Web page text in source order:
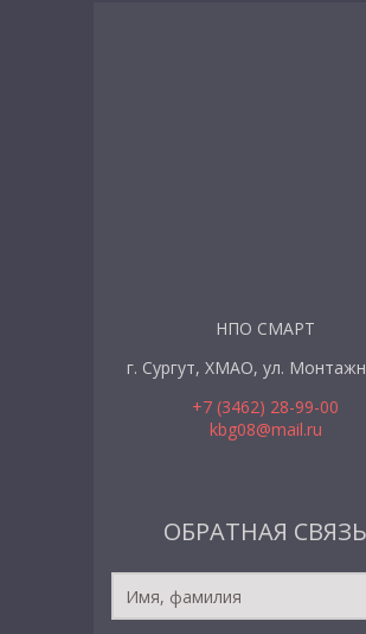
НПО СМАРТ
г. Сургут, ХМАО, ул.
+7 (3462) 28-99-00
kbg08@mail.ru
ОБРАТНАЯ СВЯЗЬ